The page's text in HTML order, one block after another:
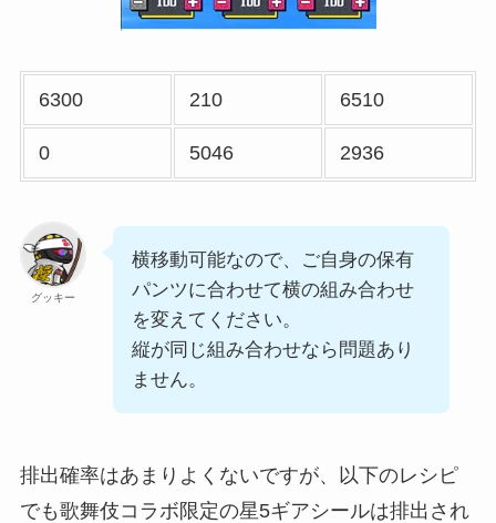
6300 210 6510
0 5046 2936
グッキー
横移動可能なので、ご自身の保有
パンツに合わせて横の組み合わせ
を変えてください。
縦が同じ組み合わせなら問題あり
ません。
排出確率はあまりよくないですが、以下のレシピ
でも歌舞伎コラボ限定の星5ギアシールは排出され